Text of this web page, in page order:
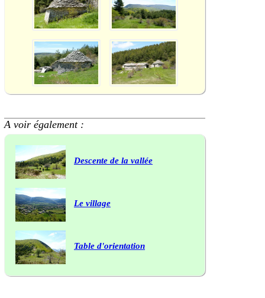
A voir également :
Descente de la vallée
Le village
Table d'orientation